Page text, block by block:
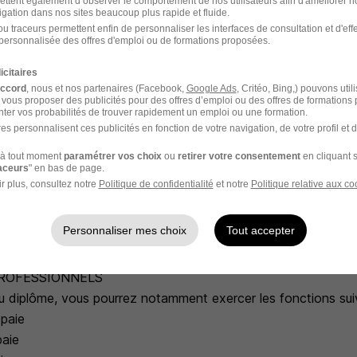
obligatoires
organismes sociaux
EST FAITE POUR VOUS SI...
administratif(ve), assistant(e) RH ou assistant(e)
spécialisé.
dans les ressources humaines et souhaitez développer
professionnelle et recherchez un métier stable
d'emploi et souhaitez acquérir une certification
l'organisation et le respect de la réglementation.
métier polyvalent au coeur du fonctionnement des
diplôme, vous pourrez notamment exercer les fonctions
dans nos sites beaucoup plus rapide et fluide.
traceurs permettent enfin de personnaliser les interfaces de consultation et
des offres d'emploi ou de formations proposées.
, nous et nos partenaires (Facebook, Google Ads, Critéo, Bing,) pouvons
proposer des publicités pour des offres d’emploi ou des offres de formations
vos probabilités de trouver rapidement un emploi ou une formation.
personnalisent ces publicités en fonction de votre navigation, de votre profil et
tout moment paramétrer vos choix ou retirer votre consentementen cliquant
" en bas de page.
plus, consultez notre Politique de confidentialité et notre Politique relative aux
Personnaliser mes choix Tout accepter